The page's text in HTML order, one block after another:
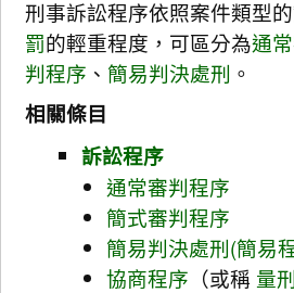
刑事訴訟程序依照案件類型
罰的輕重程度，可區分為通
判程序 、 簡易判決處刑 。
相關條目
訴訟程序
通常審判程序
簡式審判程序
簡易判決處刑(簡易
協商程序 （或稱 量